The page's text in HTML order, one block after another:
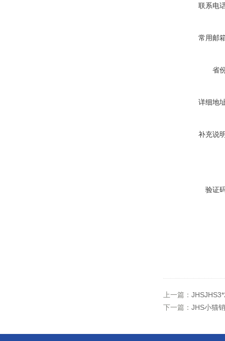
联系电
常用邮
省
详细地
补充说
验证
上一篇：
下一篇： JHS小猫